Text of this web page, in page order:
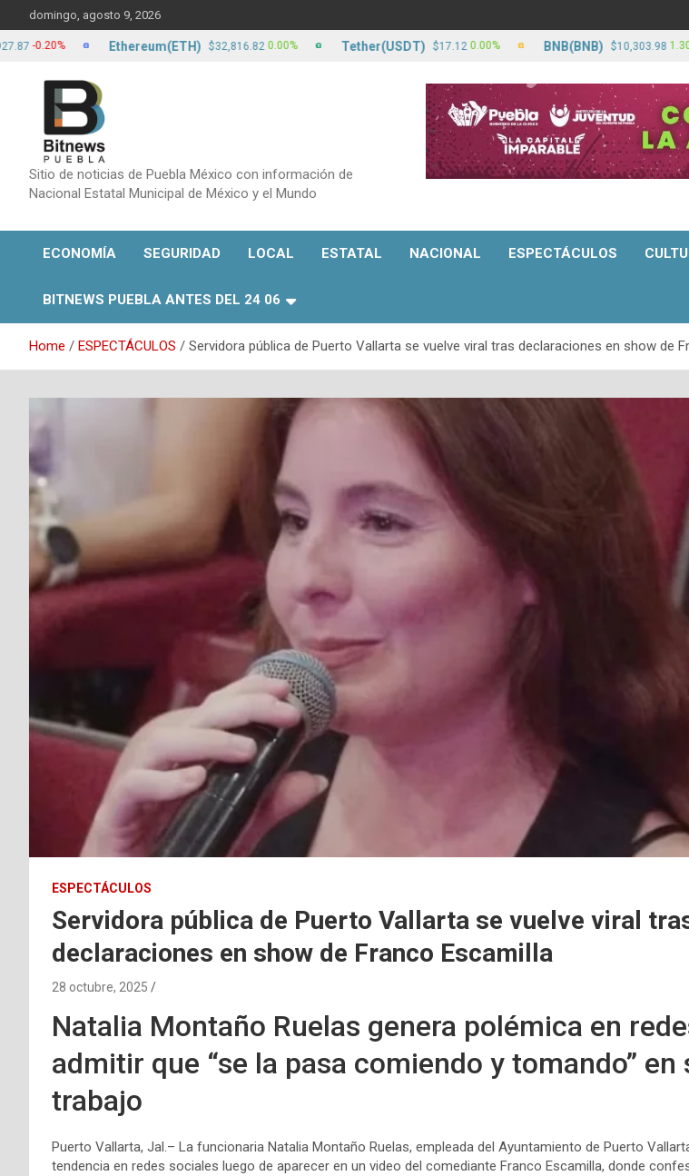
to
content
domingo, agosto 9, 2026
Sitio de noticias de Puebla México con información de
Nacional Estatal Municipal de México y el Mundo
ECONOMÍA SEGURIDAD LOCAL ESTATAL NACIONAL ESPECTÁCULOS
BITNEWS PUEBLA ANTES DEL 24 06
Home ESPECTÁCULOS Servidora pública de Puerto Vallarta se vuelve viral tras declaraciones en show de
ESPECTÁCULOS
Servidora pública de Puerto Vallarta se vuelve viral
declaraciones en show de Franco Escamilla
28 octubre, 2025
Natalia Montaño Ruelas genera polémica en
admitir que “se la pasa comiendo y tomando” en
trabajo
Puerto Vallarta, Jal.– La funcionaria Natalia Montaño Ruelas, empleada del Ayuntamiento de Puerto
tendencia en redes sociales luego de aparecer en un video del comediante Franco Escamilla, donde
Ethereum(ETH) $32,816.82 0.00% Tether(USDT) $17.12 0.00% BNB(BNB) $10,303.98 1.30%